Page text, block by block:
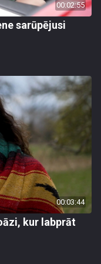
00:02:55
sarūpējusi
00:03:44
kur labprāt